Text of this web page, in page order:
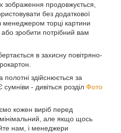
зображення продовжується,
без додаткової
торці картини
зробити потрібний вам
в захисну повітряно-
полотні здійснюється за
- дивіться розділ Фото
кожен виріб перед
але якщо щось
нам, і менеджери